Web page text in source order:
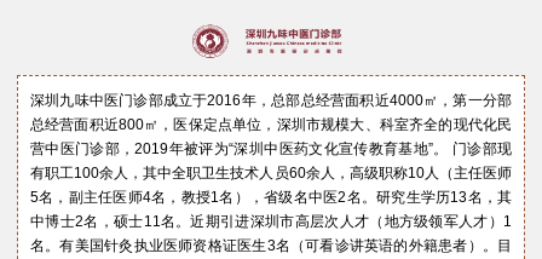
深圳九味中医门诊部成立于2016年，总部总经营面积近4000㎡，第一分部
总经营面积近800㎡，医保定点单位，深圳市规模大、科室齐全的现代化民
营中医门诊部，2019年被评为“深圳中医药文化宣传教育基地”。 门诊部现
有职工100余人，其中全职卫生技术人员60余人，高级职称10人（主任医师
5名，副主任医师4名，教授1名），省级名中医2名。研究生学历13名，其
中博士2名，硕士11名。近期引进深圳市高层次人才（地方级领军人才）1
名。有美国针灸执业医师资格证医生3名（可看诊讲英语的外籍患者）。目